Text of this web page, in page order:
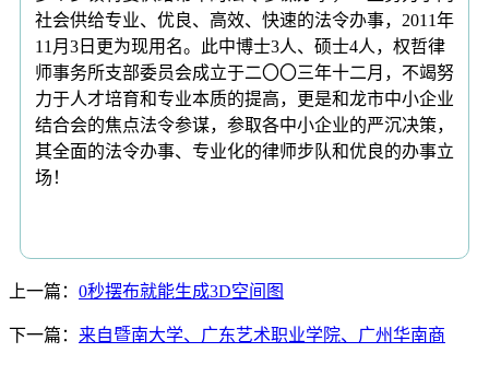
社会供给专业、优良、高效、快速的法令办事，2011年
11月3日更为现用名。此中博士3人、硕士4人，权哲律
师事务所支部委员会成立于二〇〇三年十二月，不竭努
力于人才培育和专业本质的提高，更是和龙市中小企业
结合会的焦点法令参谋，参取各中小企业的严沉决策，
其全面的法令办事、专业化的律师步队和优良的办事立
场！
上一篇： 0秒摆布就能生成3D空间图
下一篇： 来自暨南大学、广东艺术职业学院、广州华南商